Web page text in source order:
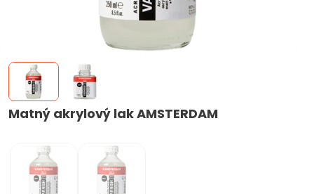
Matný akrylový lak AMSTERDAM